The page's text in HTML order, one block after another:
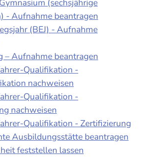
(sechsjährige
- Aufnahme beantragen
(BEJ) - Aufnahme
– Aufnahme beantragen
Qualifikation -
nachweisen
Qualifikation -
nachweisen
Qualifikation - Zertifizierung
Ausbildungsstätte beantragen
feststellen lassen